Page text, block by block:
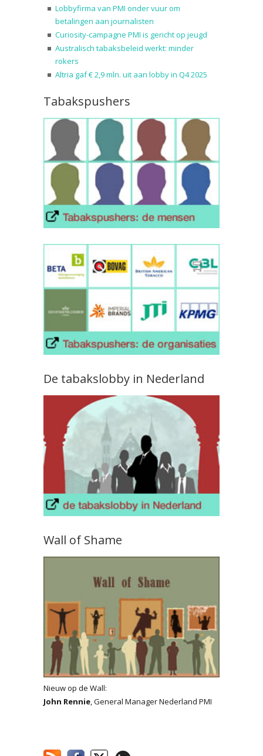
Lobbyfirma van PMI onder vuur om
betalingen aan journalisten
Curiosity-campagne PMI is gericht op jeugd
Australisch tabaksbeleid werkt: minder
rokers
Altria gaf € 2,9 mln. uit aan lobby in Q4 2025
Tabakspushers
De tabakslobby in Nederland
Wall of Shame
Nieuw op de Wall:
John Rennie, General Manager Nederland PMI